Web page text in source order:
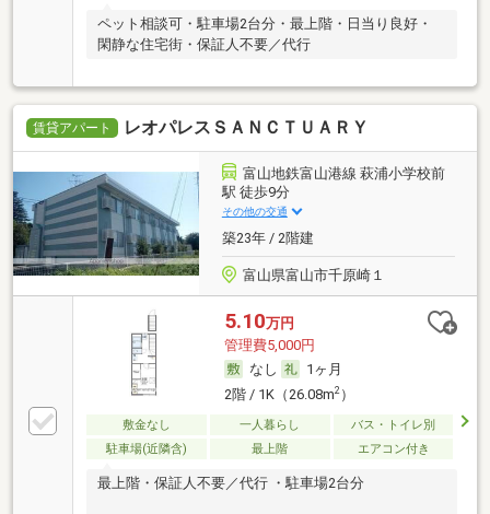
ペット相談可・駐車場2台分・最上階・日当り良好・
閑静な住宅街・保証人不要／代行
賃貸アパート レオパレスＳＡＮＣＴＵＡＲＹ
富山地鉄富山港線 萩浦小学校前
駅 徒歩9分
その他の交通
築23年 / 2階建
富山県富山市千原崎１
5.10万円
管理費5,000円
なし
1ヶ月
2階 / 1K（26.08m2）
敷金なし 一人暮らし
バス・トイレ別
駐車場(近隣含)
最上階 エアコン付き
最上階・保証人不要／代行 ・駐車場2台分